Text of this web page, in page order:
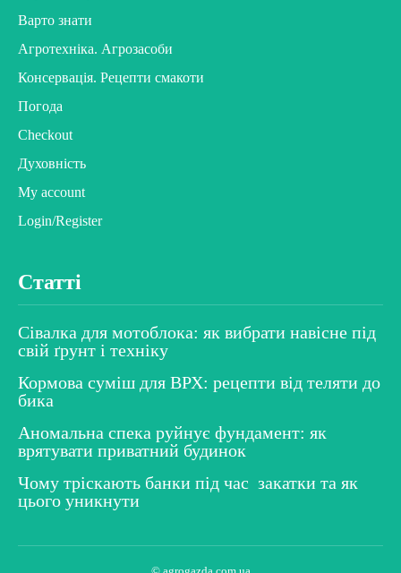
Варто знати
Агротехніка. Агрозасоби
Консервація. Рецепти смакоти
Погода
Checkout
Духовність
My account
Login/Register
Статті
Сівалка для мотоблока: як вибрати навісне під
свій ґрунт і техніку
Кормова суміш для ВРХ: рецепти від теляти до
бика
Аномальна спека руйнує фундамент: як
врятувати приватний будинок
Чому тріскають банки під час закатки та як
цього уникнути